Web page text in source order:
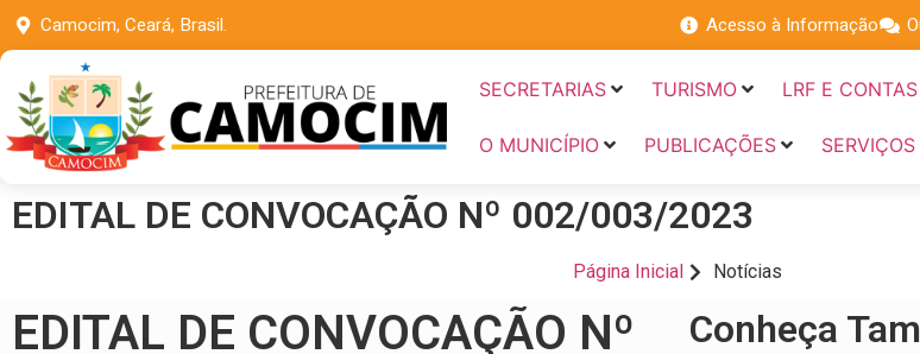
Camocim, Ceará, Brasil. Acesso à Informação
SECRETARIAS TURISMO LRF E
O MUNICÍPIO PUBLICAÇÕES SERVIÇOS
EDITAL DE CONVOCAÇÃO Nº 002/003/2023
Página Inicial Notícias
EDITAL DE CONVOCAÇÃO Nº
Conheça